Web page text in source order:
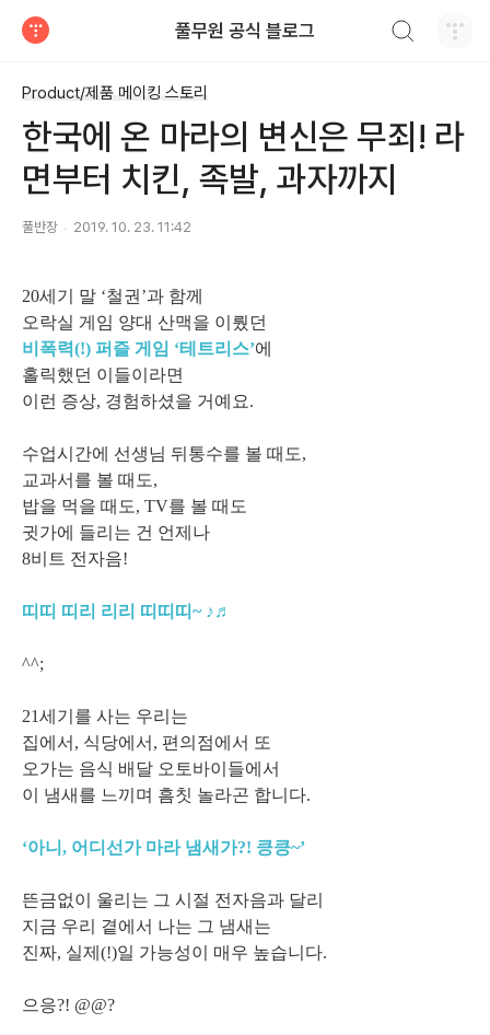
풀무원 공식 블로그
Product/제품 메이킹 스토리
한국에 온 마라의 변신은 무죄! 라
면부터 치킨, 족발, 과자까지
풀반장 2019. 10. 23. 11:42
20세기 말 ‘철권’과 함께
오락실 게임 양대 산맥을 이뤘던
비폭력(!) 퍼즐 게임 ‘테트리스’에
홀릭했던 이들이라면
이런 증상, 경험하셨을 거예요.
수업시간에 선생님 뒤통수를 볼 때도,
교과서를 볼 때도,
밥을 먹을 때도, TV를 볼 때도
귓가에 들리는 건 언제나
8비트 전자음!
띠띠 띠리 리리 띠띠띠~ ♪♬
^^;
21세기를 사는 우리는
집에서, 식당에서, 편의점에서 또
오가는 음식 배달 오토바이들에서
이 냄새를 느끼며 흠칫 놀라곤 합니다.
‘아니, 어디선가 마라 냄새가?! 킁킁~’
뜬금없이 울리는 그 시절 전자음과 달리
지금 우리 곁에서 나는 그 냄새는
진짜, 실제(!)일 가능성이 매우 높습니다.
으응?! @@?